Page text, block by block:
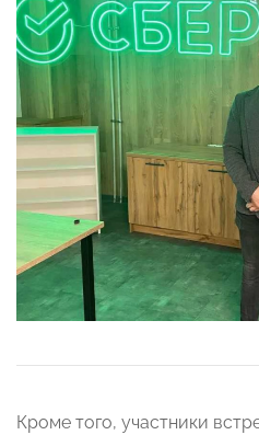
Кроме того, участники